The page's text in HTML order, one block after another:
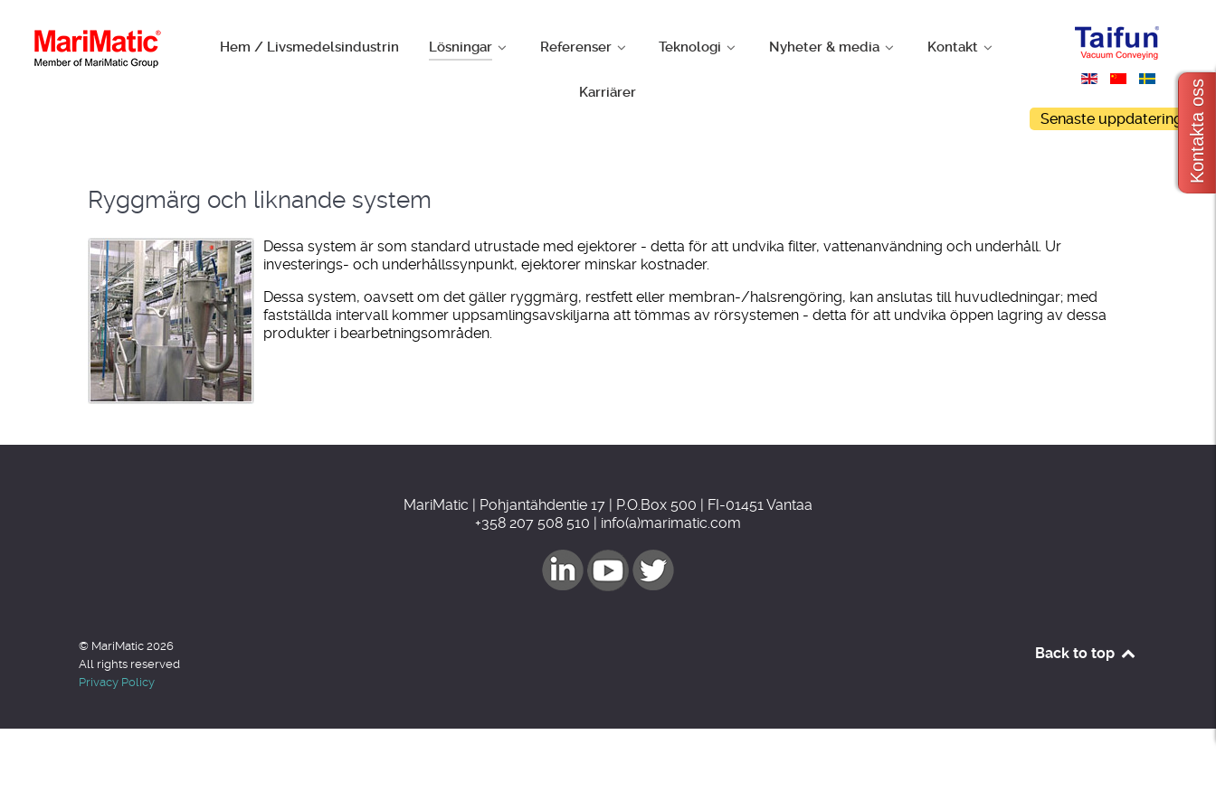
Hem / Livsmedelsindustrin Lösningar Referenser Teknologi Nyheter & media Kontakt
Karriärer
Senaste uppdateringar
Ryggmärg och liknande system
Dessa system är som standard utrustade med ejektorer - detta för att undvika filter, vattenanvändning och underhåll. Ur
investerings- och underhållssynpunkt, ejektorer minskar kostnader.
Dessa system, oavsett om det gäller ryggmärg, restfett eller membran-/halsrengöring, kan anslutas till huvudledningar; med
fastställda intervall kommer uppsamlingsavskiljarna att tömmas av rörsystemen - detta för att undvika öppen lagring av dessa
produkter i bearbetningsområden.
MariMatic | Pohjantähdentie 17 | P.O.Box 500 | FI-01451 Vantaa
+358 207 508 510 | info(a)marimatic.com
© MariMatic 2026
All rights reserved
Privacy Policy
Back to top
Kontakta oss